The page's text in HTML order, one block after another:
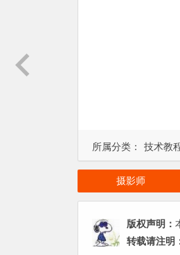
所属分类： 技术教
摄影师
版权声明：
转载请注明